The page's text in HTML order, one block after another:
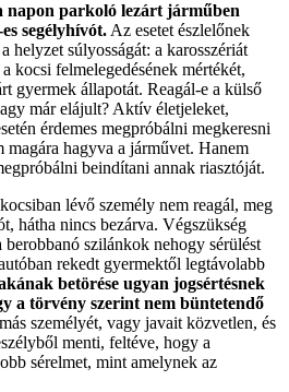
napon parkoló lezárt járműben
segélyhívót. Az esetet észlelőnek
helyzet súlyosságát: a karosszériát
kocsi felmelegedésének mértékét,
gyermek állapotát. Reagál-e a külső
már elájult? Aktív életjeleket,
érdemes megpróbálni megkeresni
magára hagyva a járművet. Hanem
beindítani annak riasztóját.
lévő személy nem reagál, meg
hátha nincs bezárva. Végszükség
szilánkok nehogy sérülést
rekedt gyermektől legtávolabb
betörése ugyan jogsértésnek
a törvény szerint nem büntetendő
személyét, vagy javait közvetlen, és
menti, feltéve, hogy a
sérelmet, mint amelynek az